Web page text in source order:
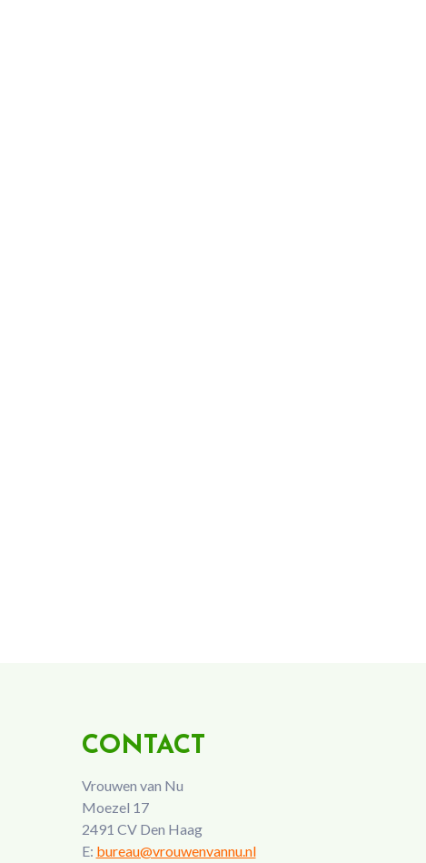
CONTACT
Vrouwen van Nu
Moezel 17
2491 CV Den Haag
E: bureau@vrouwenvannu.nl